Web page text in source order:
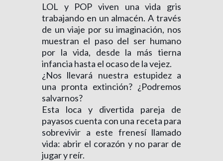
LOL y POP viven una vida gris
trabajando en un almacén. A través
de un viaje por su imaginación, nos
muestran el paso del ser humano
por la vida, desde la más tierna
infancia hasta el ocaso de la vejez.
¿Nos llevará nuestra estupidez a
una pronta extinción? ¿Podremos
salvarnos?
Esta loca y divertida pareja de
payasos cuenta con una receta para
sobrevivir a este frenesí llamado
vida: abrir el corazón y no parar de
jugar y reír.